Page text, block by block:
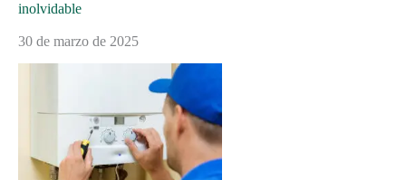
inolvidable
30 de marzo de 2025